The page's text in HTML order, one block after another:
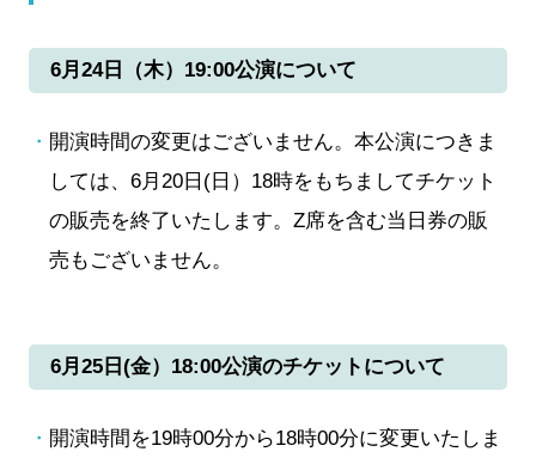
6月24日（木）19:00公演について
開演時間の変更はございません。本公演につきま
しては、6月20日(日）18時をもちましてチケット
の販売を終了いたします。Z席を含む当日券の販
売もございません。
6月25日(金）18:00公演のチケットについて
開演時間を19時00分から18時00分に変更いたしま